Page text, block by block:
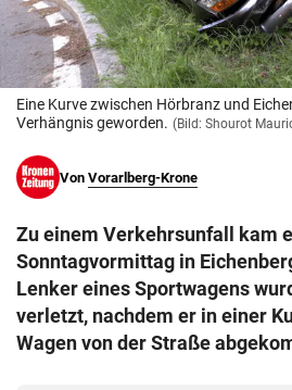
© Krone Multimedia GmbH & Co KG
Muthgasse 2, 1190 Wien
Eine Kurve zwischen Hörbranz und
Verhängnis geworden. (Bild: Shourot
Von Vorarlberg-Krone
Zu einem Verkehrsunfall kam
Sonntagvormittag in
Lenker eines Sportwagens
verletzt, nachdem er in einer
Wagen von der Straße